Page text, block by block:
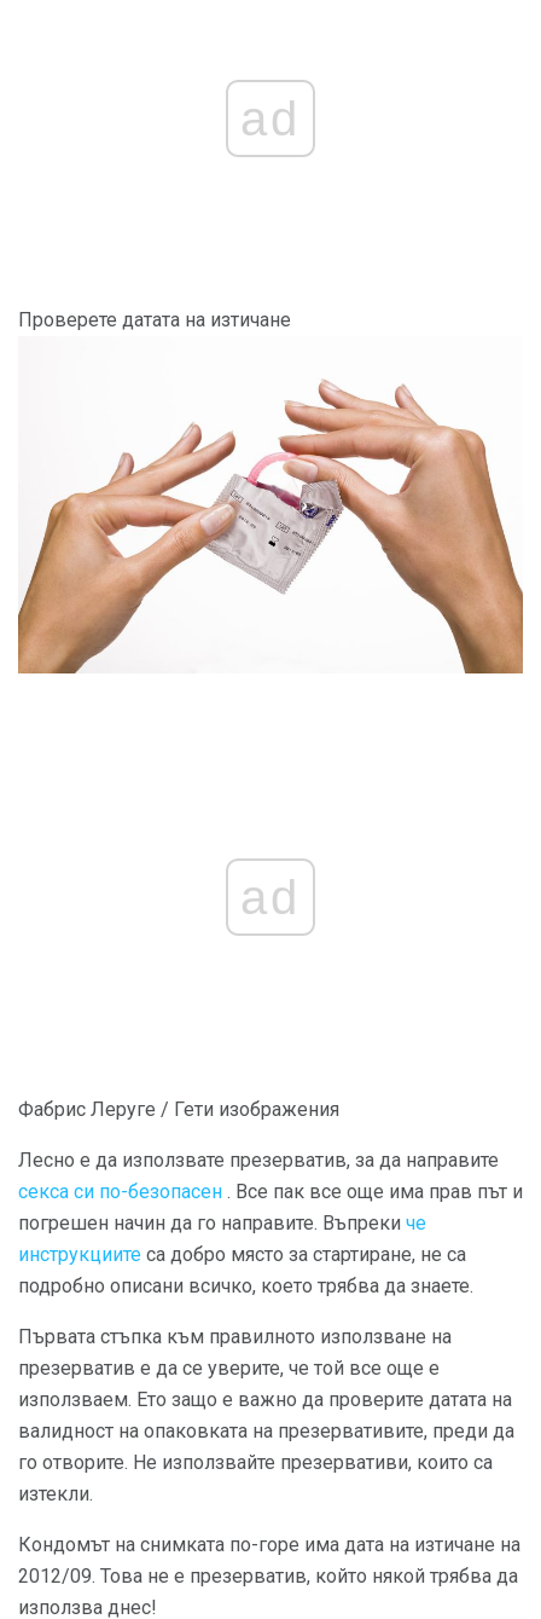
ad
Проверете датата на изтичане
ad
Фабрис Леруге / Гети изображения
Лесно е да използвате презерватив, за да направите
секса си по-безопасен . Все пак все още има прав път и
погрешен начин да го направите. Въпреки че
инструкциите са добро място за стартиране, не са
подробно описани всичко, което трябва да знаете.
Първата стъпка към правилното използване на
презерватив е да се уверите, че той все още е
използваем. Ето защо е важно да проверите датата на
валидност на опаковката на презервативите, преди да
го отворите. Не използвайте презервативи, които са
изтекли.
Кондомът на снимката по-горе има дата на изтичане на
2012/09. Това не е презерватив, който някой трябва да
използва днес!